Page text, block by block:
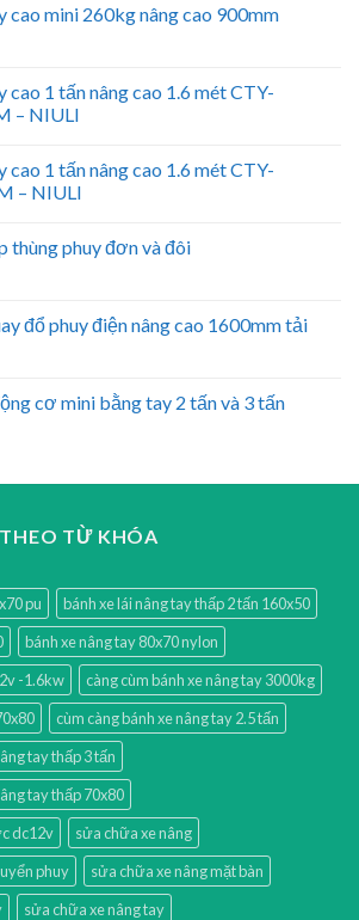
cao mini 260kg nâng cao 900mm
cao 1 tấn nâng cao 1.6 mét CTY-
– NIULI
cao 1 tấn nâng cao 1.6 mét CTY-
– NIULI
thùng phuy đơn và đôi
đổ phuy điện nâng cao 1600mm tải
cơ mini bằng tay 2 tấn và 3 tấn
TỪ KHÓA
pu
bánh xe lái nâng tay thấp 2 tấn 160x50
bánh xe nâng tay 80x70 nylon
-1.6kw
càng cùm bánh xe nâng tay 3000kg
cùm càng bánh xe nâng tay 2.5 tấn
tay thấp 3 tấn
tay thấp 70x80
dc12v
sửa chữa xe nâng
phuy
sửa chữa xe nâng mặt bàn
sửa chữa xe nâng tay